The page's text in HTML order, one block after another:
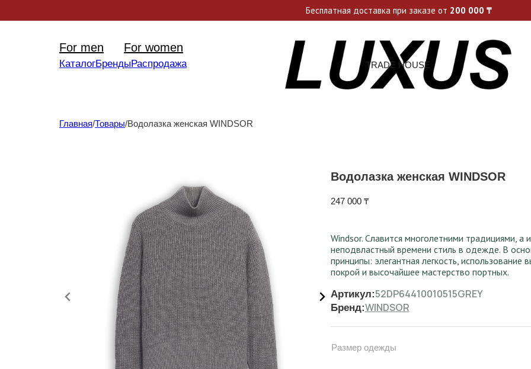
Уникальные акции и спецпредложения каждую неделю, не пропусти
For men For women
КаталогБрендыРаспродажа TRADE HOUSE
Главная/Товары/Водолазка женская WINDSOR
Водолазка женская WINDSOR
247 000 ₸
Windsor. Славится многолетними традициями,
неподвластный времени стиль в одежде. В
принципы: элегантная легкость, использование
покрой и высочайшее мастерство портных.
Артикул:52DP64410010515GREY
Бренд:WINDSOR
Размер одежды
Бесплатная доставка при заказе от 200 000 ₸